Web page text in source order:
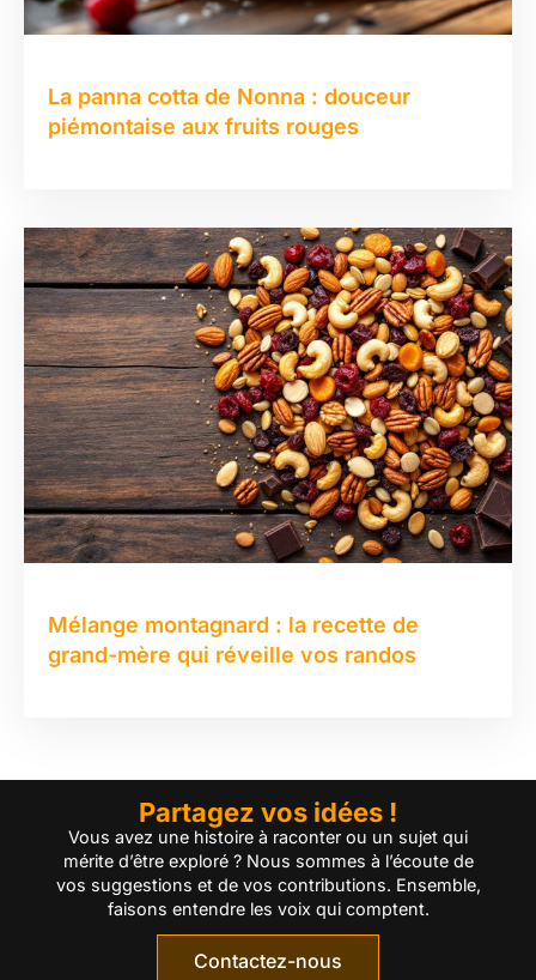
La panna cotta de Nonna : douceur
piémontaise aux fruits rouges
Mélange montagnard : la recette de
grand-mère qui réveille vos randos
Partagez vos idées !
Vous avez une histoire à raconter ou un sujet qui
mérite d’être exploré ? Nous sommes à l’écoute de
vos suggestions et de vos contributions. Ensemble,
faisons entendre les voix qui comptent.
Contactez-nous